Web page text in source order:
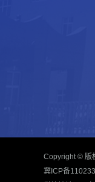
Copyright © 版
冀ICP备